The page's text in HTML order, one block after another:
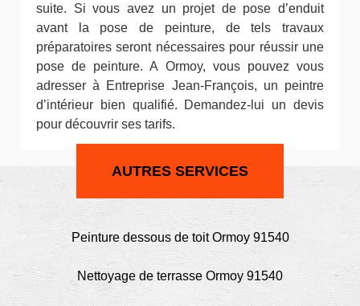
suite. Si vous avez un projet de pose d’enduit
avant la pose de peinture, de tels travaux
préparatoires seront nécessaires pour réussir une
pose de peinture. A Ormoy, vous pouvez vous
adresser à Entreprise Jean-François, un peintre
d’intérieur bien qualifié. Demandez-lui un devis
pour découvrir ses tarifs.
AUTRES SERVICES
Peinture dessous de toit Ormoy 91540
Nettoyage de terrasse Ormoy 91540